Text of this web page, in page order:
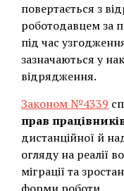
повертається з
роботодавцем за
під час
зазначаються у
відрядження.
Законом №4339
прав
дистанційної й
огляду на реалії
міграції та